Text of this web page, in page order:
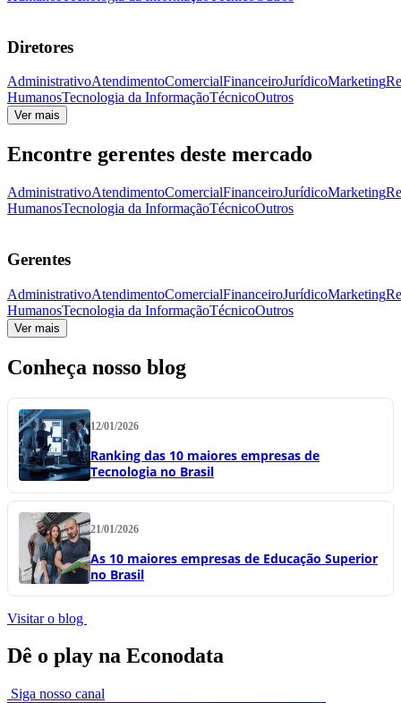
Diretores
AdministrativoAtendimentoComercialFinanceiroJurídicoMarketing
HumanosTecnologia da InformaçãoTécnicoOutros
Ver mais
Encontre gerentes deste mercado
AdministrativoAtendimentoComercialFinanceiroJurídicoMarketing
HumanosTecnologia da InformaçãoTécnicoOutros
Gerentes
AdministrativoAtendimentoComercialFinanceiroJurídicoMarketing
HumanosTecnologia da InformaçãoTécnicoOutros
Ver mais
Conheça nosso blog
12/01/2026
Ranking das 10 maiores empresas de
Tecnologia no Brasil
21/01/2026
As 10 maiores empresas de Educação Superior
no Brasil
Visitar o blog
Dê o play na Econodata
Siga nosso canal